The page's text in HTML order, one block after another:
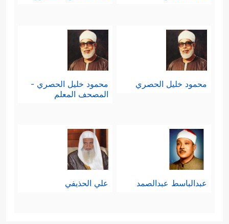
محمود خليل الحصري
محمود خليل الحصري -
المصحف المعلم
عبدالباسط عبدالصمد علي الحذيفي